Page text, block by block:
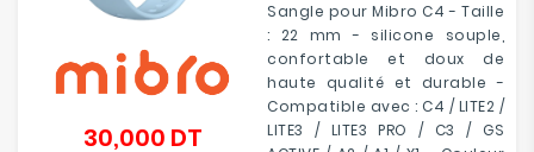
Mobilités
Loisirs
Sangle pour Mibro C4 - Taille
: 22 mm - silicone souple,
confortable et doux de
haute qualité et durable -
Compatible avec : C4 / LITE2 /
LITE3 / LITE3 PRO / C3 / GS
30,000 DTPrix